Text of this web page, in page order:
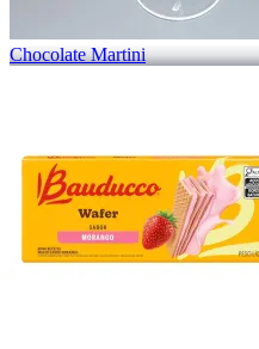
Chocolate Martini